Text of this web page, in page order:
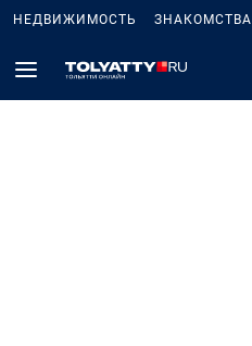
НЕДВИЖИМОСТЬ ЗНАКОМСТВА